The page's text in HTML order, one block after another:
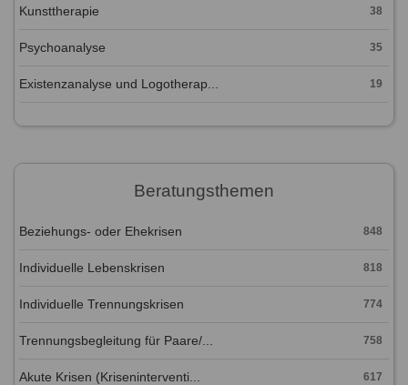
Kunsttherapie 38
Psychoanalyse 35
Existenzanalyse und Logotherap... 19
Beratungsthemen
Beziehungs- oder Ehekrisen 848
Individuelle Lebenskrisen 818
Individuelle Trennungskrisen 774
Trennungsbegleitung für Paare/... 758
Akute Krisen (Kriseninterventi... 617